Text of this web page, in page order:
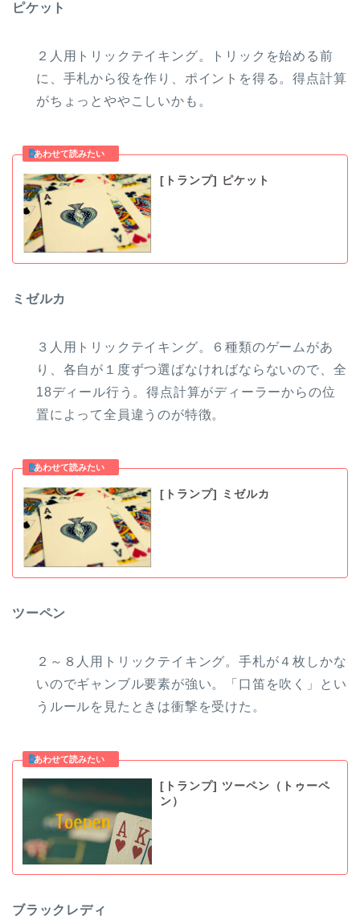
ピケット
２人用トリックテイキング。トリックを始める前
に、手札から役を作り、ポイントを得る。得点計算
がちょっとややこしいかも。
[トランプ] ピケット
ミゼルカ
３人用トリックテイキング。６種類のゲームがあ
り、各自が１度ずつ選ばなければならないので、全
18ディール行う。得点計算がディーラーからの位
置によって全員違うのが特徴。
[トランプ] ミゼルカ
ツーペン
２～８人用トリックテイキング。手札が４枚しかな
いのでギャンブル要素が強い。「口笛を吹く」とい
うルールを見たときは衝撃を受けた。
[トランプ] ツーペン（トゥーペ
ン）
ブラックレディ